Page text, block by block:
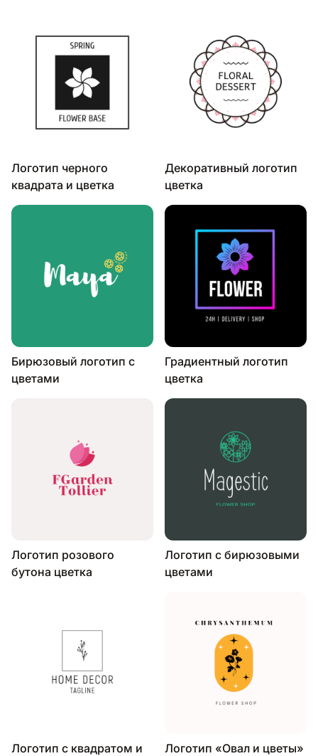
Логотип черного
квадрата и цветка
Декоративный логотип
цветка
Бирюзовый логотип с
цветами
Градиентный логотип
цветка
Логотип розового
бутона цветка
Логотип с бирюзовыми
цветами
Логотип с квадратом и
Логотип «Овал и цветы»